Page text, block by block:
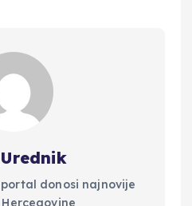
donosi najnovije